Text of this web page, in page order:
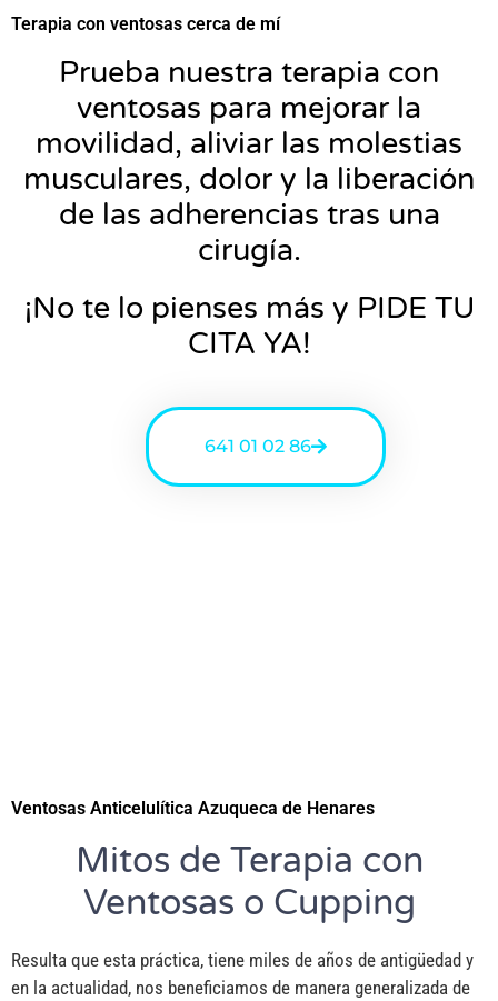
Terapia con ventosas cerca de mí
Prueba nuestra terapia con
ventosas para mejorar la
movilidad, aliviar las molestias
musculares, dolor y la liberación
de las adherencias tras una
cirugía.
¡No te lo pienses más y PIDE TU
CITA YA!
641 01 02 86
Ventosas Anticelulítica Azuqueca de Henares
Mitos de Terapia con
Ventosas o Cupping
Resulta que esta práctica, tiene miles de años de antigüedad y
en la actualidad, nos beneficiamos de manera generalizada de